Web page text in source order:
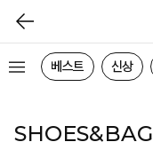
베스트 신상
SHOES&BAG